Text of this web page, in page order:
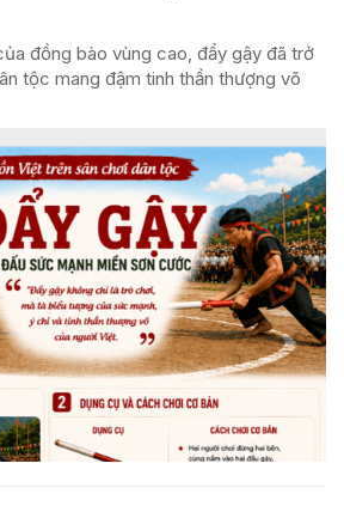
đồng bào vùng cao, đẩy gậy đã trở
tộc mang đậm tinh thần thượng võ